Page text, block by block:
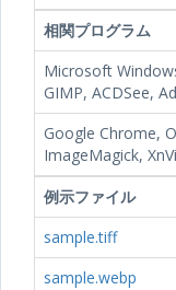
相関プログラム
Microsoft
GIMP, ACDSee,
Google Chrome,
ImageMagick,
例示ファイル
sample.tiff
sample.webp